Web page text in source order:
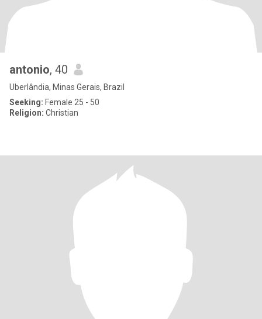
antonio, 40
Uberlândia, Minas Gerais, Brazil
Seeking: Female 25 - 50
Religion: Christian